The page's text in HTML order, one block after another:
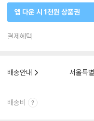
앱 다운 시 1천원 상품권
결제혜택
배송안내
서울특
배송비